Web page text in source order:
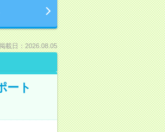
載日：2026.08.05
ート